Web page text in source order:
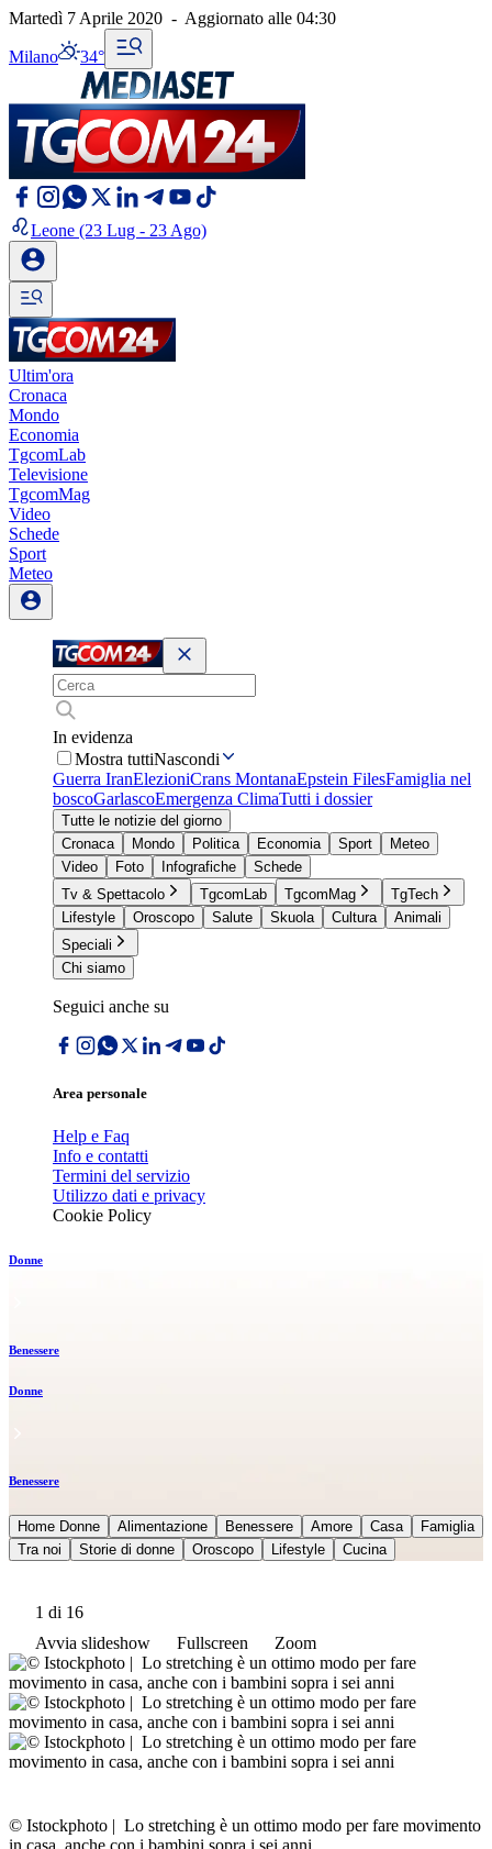
Martedì 7 Aprile 2020 - Aggiornato alle 04:30
Milano 34°
Leone (23 Lug - 23 Ago)
Ultim'ora
Cronaca
Mondo
Economia
TgcomLab
Televisione
TgcomMag
Video
Schede
Sport
Meteo
In evidenza
Mostra tuttiNascondi
Guerra IranElezioniCrans MontanaEpstein FilesFamiglia nel
boscoGarlascoEmergenza ClimaTutti i dossier
Tutte le notizie del giorno
Cronaca
Mondo Politica Economia Sport
Meteo
Video
Foto Infografiche
Schede
Tv & Spettacolo
TgcomLab TgcomMag
TgTech
Lifestyle
Oroscopo Salute Skuola Cultura
Animali
Speciali
Chi siamo
Seguici anche su
Area personale
Help e Faq
Info e contatti
Termini del servizio
Utilizzo dati e privacy
Cookie Policy
Donne
Benessere
Donne
Benessere
Home Donne Alimentazione Benessere Amore Casa
Famiglia
Tra noi
Storie di donne Oroscopo Lifestyle Cucina
1 di 16
Avvia slideshow
Fullscreen Zoom
© Istockphoto | Lo stretching è un ottimo modo per fare movimento